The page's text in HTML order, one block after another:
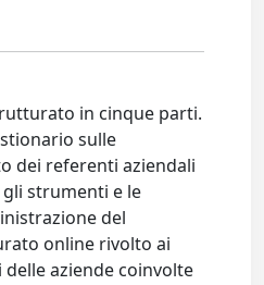
in cinque parti.
sulle
dei referenti aziendali
strumenti e le
del
online rivolto ai
aziende coinvolte